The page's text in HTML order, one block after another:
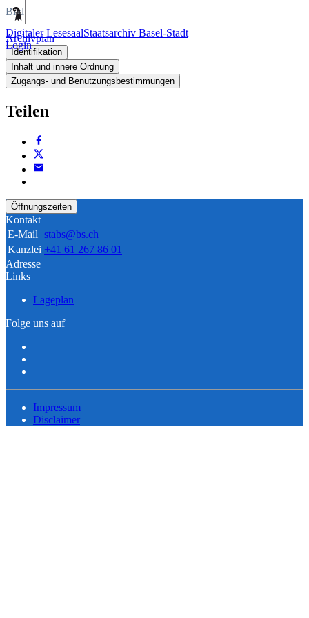
Digitaler LesesaalStaatsarchiv Basel-Stadt
Login
Bild
Archivplan
Identifikation
Inhalt und innere Ordnung
Zugangs- und Benutzungsbestimmungen
Teilen
Öffnungszeiten
Kontakt
E-Mail stabs@bs.ch
Kanzlei +41 61 267 86 01
Adresse
Links
Lageplan
Folge uns auf
Impressum
Disclaimer